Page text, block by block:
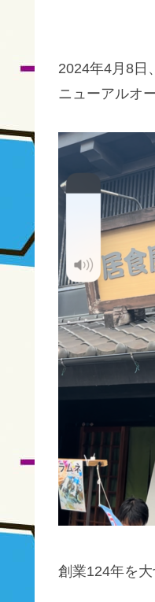
2024年4月8日
ニューアルオ
創業124年を